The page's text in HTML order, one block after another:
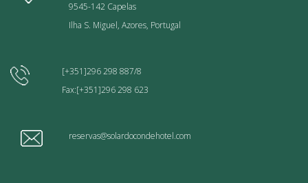
9545-142 Capelas
Ilha S. Miguel, Azores, Portugal
[+351]296 298 887/8
Fax:[+351]296 298 623
reservas@solardocondehotel.com